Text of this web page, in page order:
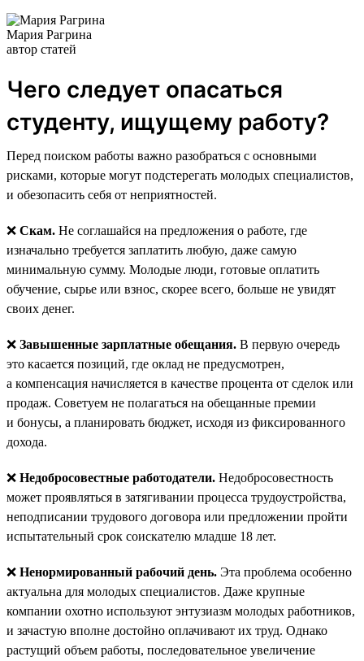
Мария Рагрина
автор статей
Чего следует опасаться
студенту, ищущему работу?
Перед поиском работы важно разобраться с основными
рисками, которые могут подстерегать молодых специалистов,
и обезопасить себя от неприятностей.
❌ Скам. Не соглашайся на предложения о работе, где
изначально требуется заплатить любую, даже самую
минимальную сумму. Молодые люди, готовые оплатить
обучение, сырье или взнос, скорее всего, больше не увидят
своих денег.
❌ Завышенные зарплатные обещания. В первую очередь
это касается позиций, где оклад не предусмотрен,
а компенсация начисляется в качестве процента от сделок или
продаж. Советуем не полагаться на обещанные премии
и бонусы, а планировать бюджет, исходя из фиксированного
дохода.
❌ Недобросовестные работодатели. Недобросовестность
может проявляться в затягивании процесса трудоустройства,
неподписании трудового договора или предложении пройти
испытательный срок соискателю младше 18 лет.
❌ Ненормированный рабочий день. Эта проблема особенно
актуальна для молодых специалистов. Даже крупные
компании охотно используют энтузиазм молодых работников,
и зачастую вполне достойно оплачивают их труд. Однако
растущий объем работы, последовательное увеличение